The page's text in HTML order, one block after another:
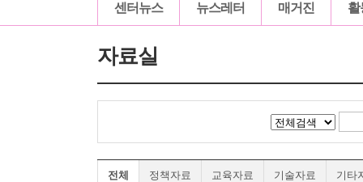
센터뉴스 뉴스레터 매거진 활
자료실
전체 정책자료 교육자료 기술자료 기타